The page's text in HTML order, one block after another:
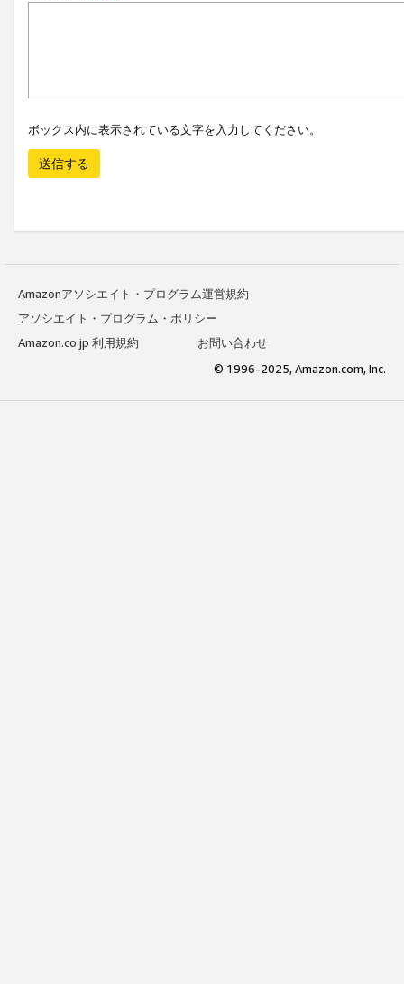
ボックス内に表示されている文字を入力してください。
送信する
Amazonアソシエイト・プログラム運営規約
アソシエイト・プログラム・ポリシー
Amazon.co.jp 利用規約
お問い合わせ
© 1996-2025, Amazon.com, Inc.